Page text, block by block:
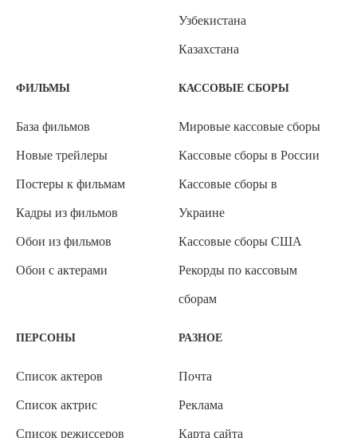
Узбекистана
Казахстана
ФИЛЬМЫ
База фильмов
Новые трейлеры
Постеры к фильмам
Кадры из фильмов
Обои из фильмов
Обои с актерами
КАССОВЫЕ СБОРЫ
Мировые кассовые сборы
Кассовые сборы в России
Кассовые сборы в
Украине
Кассовые сборы США
Рекорды по кассовым
сборам
ПЕРСОНЫ
Список актеров
Список актрис
Список режиссеров
РАЗНОЕ
Почта
Реклама
Карта сайта